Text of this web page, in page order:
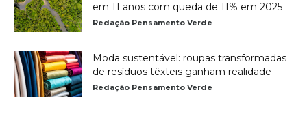
em 11 anos com queda de 11% em 2025
Redação Pensamento Verde
Moda sustentável: roupas transformadas
de resíduos têxteis ganham realidade
Redação Pensamento Verde